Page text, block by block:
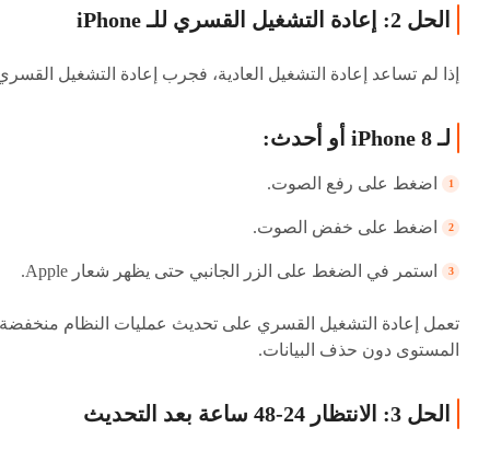
الحل 2: إعادة التشغيل القسري للـ iPhone
إذا لم تساعد إعادة التشغيل العادية، فجرب إعادة التشغيل
لـ iPhone 8 أو أحدث:
اضغط على رفع الصوت.
اضغط على خفض الصوت.
استمر في الضغط على الزر الجانبي حتى يظهر شعار Apple.
تعمل إعادة التشغيل القسري على تحديث عمليات النظام منخفضة
المستوى دون حذف البيانات.
الحل 3: الانتظار 24-48 ساعة بعد التحديث